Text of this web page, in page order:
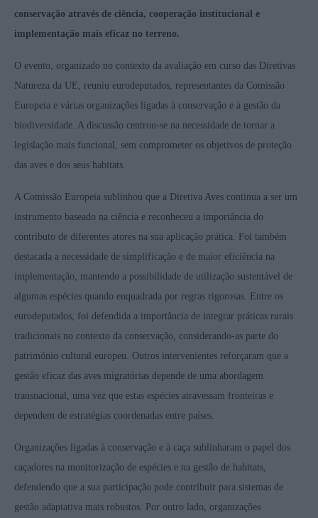
conservação através de ciência, cooperação institucional e
implementação mais eficaz no terreno.
O evento, organizado no contexto da avaliação em curso das Diretivas
Natureza da UE, reuniu eurodeputados, representantes da Comissão
Europeia e várias organizações ligadas à conservação e à gestão da
biodiversidade. A discussão centrou-se na necessidade de tornar a
legislação mais funcional, sem comprometer os objetivos de proteção
das aves e dos seus habitats.
A Comissão Europeia sublinhou que a Diretiva Aves continua a ser um
instrumento baseado na ciência e reconheceu a importância do
contributo de diferentes atores na sua aplicação prática. Foi também
destacada a necessidade de simplificação e de maior eficiência na
implementação, mantendo a possibilidade de utilização sustentável de
algumas espécies quando enquadrada por regras rigorosas. Entre os
eurodeputados, foi defendida a importância de integrar práticas rurais
tradicionais no contexto da conservação, considerando-as parte do
património cultural europeu. Outros intervenientes reforçaram que a
gestão eficaz das aves migratórias depende de uma abordagem
transnacional, uma vez que estas espécies atravessam fronteiras e
dependem de estratégias coordenadas entre países.
Organizações ligadas à conservação e à caça sublinharam o papel dos
caçadores na monitorização de espécies e na gestão de habitats,
defendendo que a sua participação pode contribuir para sistemas de
gestão adaptativa mais robustos. Por outro lado, organizações